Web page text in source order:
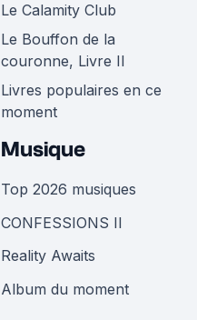
Le Calamity Club
Le Bouffon de la
couronne, Livre II
Livres populaires en ce
moment
Musique
Top 2026 musiques
CONFESSIONS II
Reality Awaits
Album du moment